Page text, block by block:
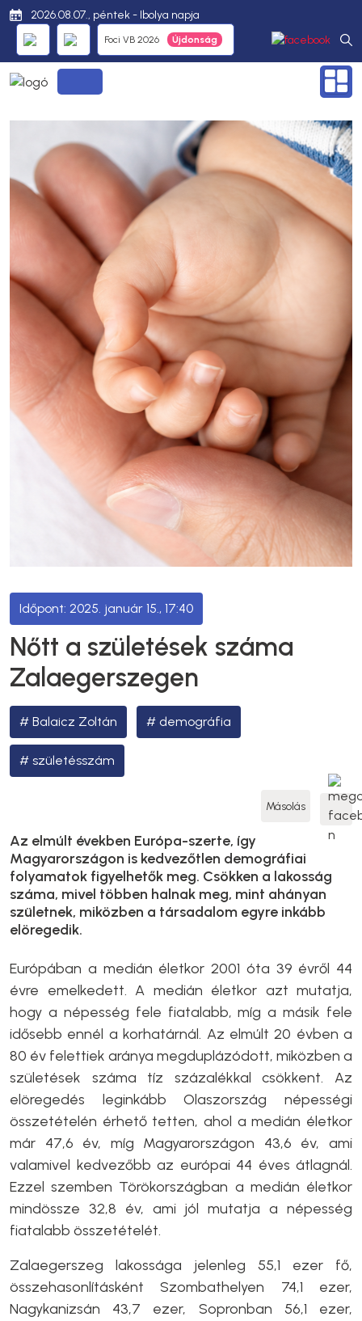
2026.08.07., péntek - Ibolya napja
Foci VB 2026
2025. január 15., 17:40
Nőtt a születések száma
Zalaegerszegen
Balaicz Zoltán demográfia
születésszám
Másolás
Az elmúlt években Európa-szerte, így
Magyarországon is kedvezőtlen demográfiai
folyamatok figyelhetők meg. Csökken a lakosság
száma, mivel többen halnak meg, mint ahányan
születnek, miközben a társadalom egyre inkább
elöregedik.
Európában a medián életkor 2001 óta 39 évről 44
évre emelkedett. A medián életkor azt mutatja,
hogy a népesség fele fiatalabb, míg a másik fele
idősebb ennél a korhatárnál. Az elmúlt 20 évben a
80 év felettiek aránya megduplázódott, miközben a
születések száma tíz százalékkal csökkent. Az
elöregedés leginkább Olaszország népességi
összetételén érhető tetten, ahol a medián életkor
már 47,6 év, míg Magyarországon 43,6 év, ami
valamivel kedvezőbb az európai 44 éves átlagnál.
Ezzel szemben Törökországban a medián életkor
mindössze 32,8 év, ami jól mutatja a népesség
fiatalabb összetételét.
Zalaegerszeg lakossága jelenleg 55,1 ezer fő,
összehasonlításként Szombathelyen 74,1 ezer,
Nagykanizsán 43,7 ezer, Sopronban 56,1 ezer,